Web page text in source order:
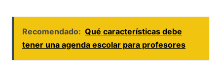
Recomendado: Qué características debe
tener una agenda escolar para profesores